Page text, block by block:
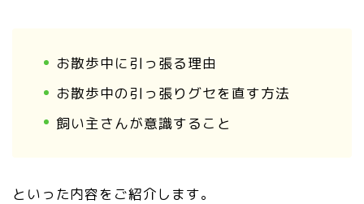
お散歩中に引っ張る理由
お散歩中の引っ張りグセを直す方法
飼い主さんが意識すること
といった内容をご紹介します。